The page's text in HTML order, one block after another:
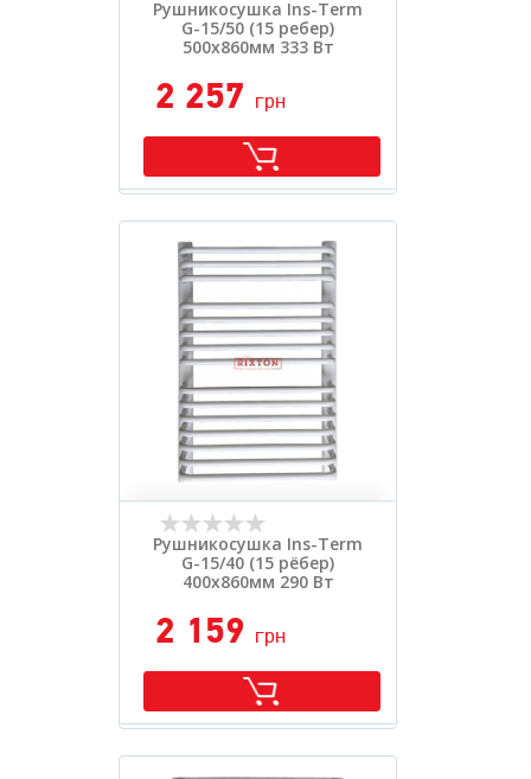
Рушникосушка Ins-Term
G-15/50 (15 ребер)
500х860мм 333 Вт
2 257 грн
Рушникосушка Ins-Term
G-15/40 (15 рёбер)
400х860мм 290 Вт
2 159 грн